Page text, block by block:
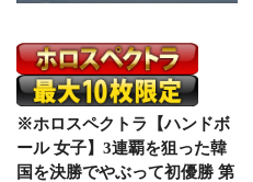
※ホロスペクトラ【ハンドボ
ール 女子】3連覇を狙った韓
国を決勝でやぶって初優勝 第